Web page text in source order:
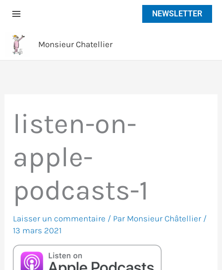
NEWSLETTER
Monsieur Chatellier
listen-on-
apple-
podcasts-1
Laisser un commentaire / Par Monsieur Châtellier /
13 mars 2021